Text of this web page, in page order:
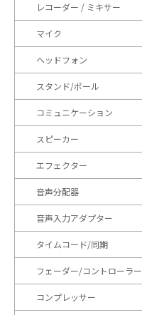
レコーダー / ミキサー
マイク
ヘッドフォン
スタンド/ポール
コミュニケーション
スピーカー
エフェクター
音声分配器
音声入力アダプター
タイムコード/同期
フェーダー/コントローラー
コンプレッサー